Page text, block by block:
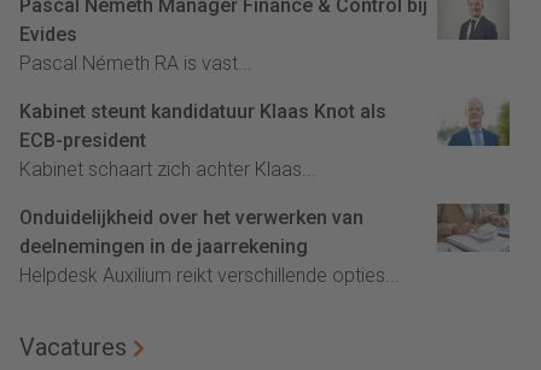
Pascal Németh Manager Finance & Control bij
Evides
Pascal Németh RA is vast...
Kabinet steunt kandidatuur Klaas Knot als
ECB-president
Kabinet schaart zich achter Klaas...
Onduidelijkheid over het verwerken van
deelnemingen in de jaarrekening
Helpdesk Auxilium reikt verschillende opties...
Vacatures